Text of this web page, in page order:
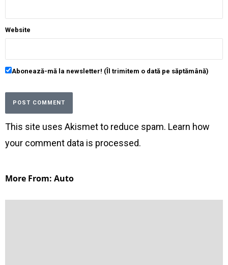
Website
Abonează-mă la newsletter! (Îl trimitem o dată pe săptămână)
This site uses Akismet to reduce spam. Learn how
your comment data is processed.
More From: Auto